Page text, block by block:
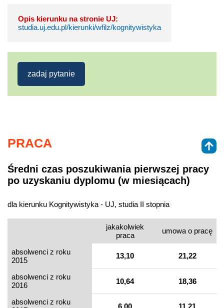
Opis kierunku na stronie UJ:
studia.uj.edu.pl/kierunki/wfilz/kognitywistyka
zadaj pytanie
PRACA
Średni czas poszukiwania pierwszej pracy
po uzyskaniu dyplomu (w miesiącach)
dla kierunku Kognitywistyka - UJ, studia II stopnia
jakakolwiek
praca
umowa o pracę
absolwenci z roku
2015
13,10 21,22
absolwenci z roku
2016
10,64 18,36
absolwenci z roku
6,00 11,21